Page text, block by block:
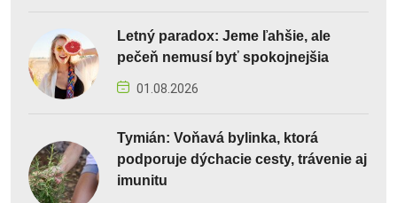
Letný paradox: Jeme ľahšie, ale
pečeň nemusí byť spokojnejšia
01.08.2026
Tymián: Voňavá bylinka, ktorá
podporuje dýchacie cesty, trávenie aj
imunitu